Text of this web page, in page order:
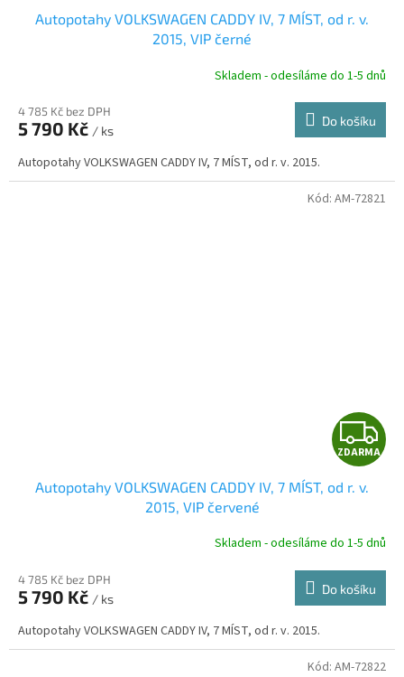
R
Autopotahy VOLKSWAGEN CADDY IV, 7 MÍST, od r. v.
2015, VIP černé
Skladem - odesíláme do 1-5 dnů
4 785 Kč bez DPH
5 790 Kč / ks
Do košíku
Autopotahy VOLKSWAGEN CADDY IV, 7 MÍST, od r. v. 2015.
Z
D
R
ZDARMA
Autopotahy VOLKSWAGEN CADDY IV, 7 MÍST, od r. v.
2015, VIP červené
Skladem - odesíláme do 1-5 dnů
4 785 Kč bez DPH
5 790 Kč / ks
Do košíku
Autopotahy VOLKSWAGEN CADDY IV, 7 MÍST, od r. v. 2015.
Kód: AM-72821
Kód: AM-72822